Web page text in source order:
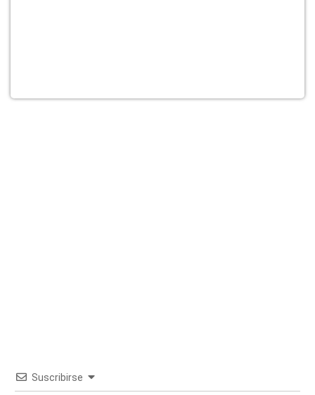
Suscribirse